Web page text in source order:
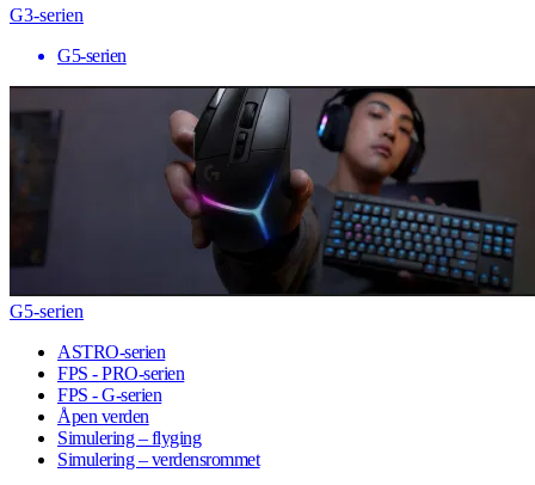
G3-serien
G5-serien
G5-serien
ASTRO-serien
FPS - PRO-serien
FPS - G-serien
Åpen verden
Simulering – flyging
Simulering – verdensrommet